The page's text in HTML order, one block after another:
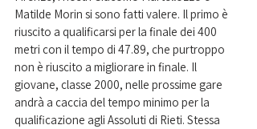
Matilde Morin si sono fatti valere. Il primo è
riuscito a qualificarsi per la finale dei 400
metri con il tempo di 47.89, che purtroppo
non è riuscito a migliorare in finale. Il
giovane, classe 2000, nelle prossime gare
andrà a caccia del tempo minimo per la
qualificazione agli Assoluti di Rieti. Stessa